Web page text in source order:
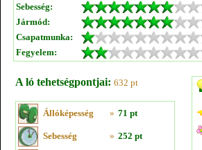
Sebesség:
Jármód:
Csapatmunka:
Fegyelem:
A ló tehetségpontjai: 632 pt
Állóképesség » 71 pt
Sebesség » 252 pt